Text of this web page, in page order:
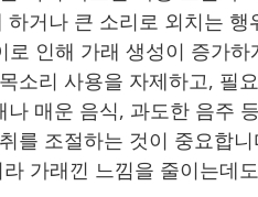
하거나 큰 소리로 외치는
로 인해 가래 생성이 증가
소리 사용을 자제하고, 필
나 매운 음식, 과도한 음주
를 조절하는 것이 중요합
가래낀 느낌을 줄이는데